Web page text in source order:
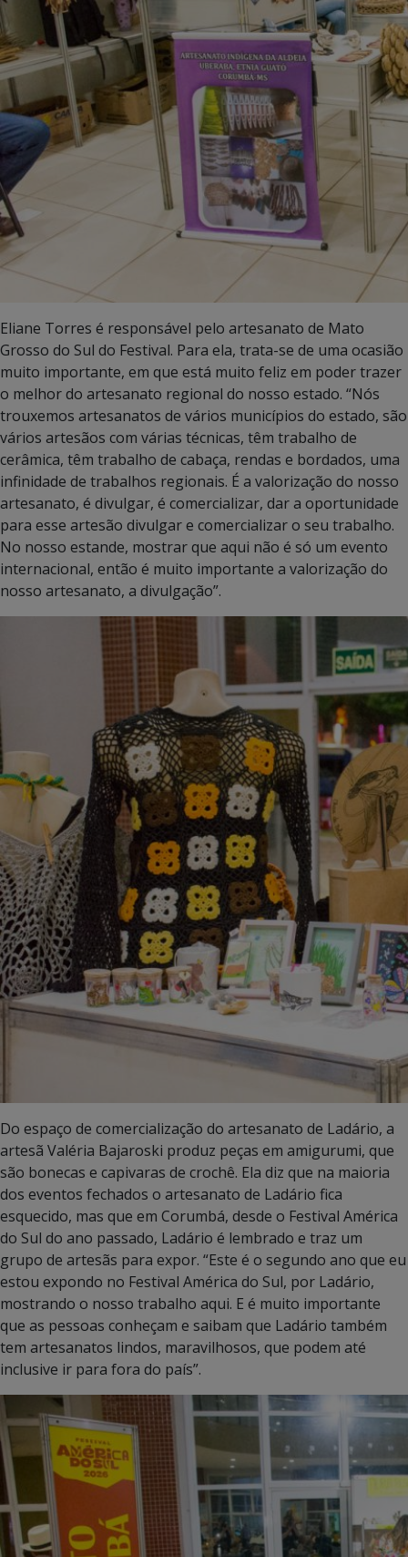
Eliane Torres é responsável pelo artesanato de Mato
Grosso do Sul do Festival. Para ela, trata-se de uma ocasião
muito importante, em que está muito feliz em poder trazer
o melhor do artesanato regional do nosso estado. “Nós
trouxemos artesanatos de vários municípios do estado, são
vários artesãos com várias técnicas, têm trabalho de
cerâmica, têm trabalho de cabaça, rendas e bordados, uma
infinidade de trabalhos regionais. É a valorização do nosso
artesanato, é divulgar, é comercializar, dar a oportunidade
para esse artesão divulgar e comercializar o seu trabalho.
No nosso estande, mostrar que aqui não é só um evento
internacional, então é muito importante a valorização do
nosso artesanato, a divulgação”.
Do espaço de comercialização do artesanato de Ladário, a
artesã Valéria Bajaroski produz peças em amigurumi, que
são bonecas e capivaras de crochê. Ela diz que na maioria
dos eventos fechados o artesanato de Ladário fica
esquecido, mas que em Corumbá, desde o Festival América
do Sul do ano passado, Ladário é lembrado e traz um
grupo de artesãs para expor. “Este é o segundo ano que eu
estou expondo no Festival América do Sul, por Ladário,
mostrando o nosso trabalho aqui. E é muito importante
que as pessoas conheçam e saibam que Ladário também
tem artesanatos lindos, maravilhosos, que podem até
inclusive ir para fora do país”.